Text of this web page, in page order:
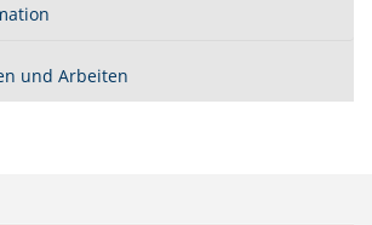
und Arbeiten